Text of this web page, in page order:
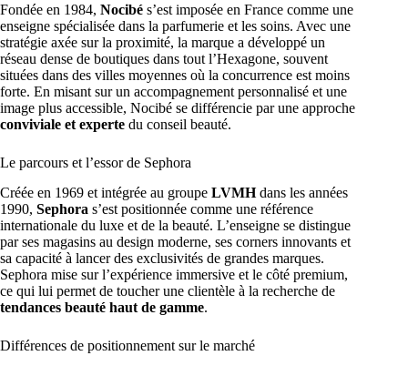
Fondée en 1984, Nocibé s’est imposée en France comme une
enseigne spécialisée dans la parfumerie et les soins. Avec une
stratégie axée sur la proximité, la marque a développé un
réseau dense de boutiques dans tout l’Hexagone, souvent
situées dans des villes moyennes où la concurrence est moins
forte. En misant sur un accompagnement personnalisé et une
image plus accessible, Nocibé se différencie par une approche
conviviale et experte du conseil beauté.
Le parcours et l’essor de Sephora
Créée en 1969 et intégrée au groupe LVMHdans les années
1990, Sephora s’est positionnée comme une référence
internationale du luxe et de la beauté. L’enseigne se distingue
par ses magasins au design moderne, ses corners innovants et
sa capacité à lancer des exclusivités de grandes marques.
Sephora mise sur l’expérience immersive et le côté premium,
ce qui lui permet de toucher une clientèle à la recherche de
tendances beauté haut de gamme.
Différences de positionnement sur le marché